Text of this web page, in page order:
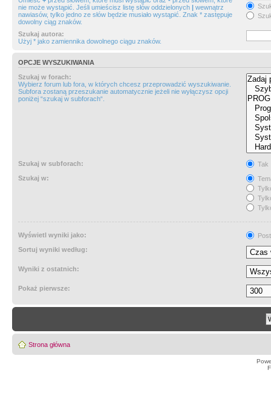
nie może wystąpić. Jeśli umieścisz listę słów oddzielonych | wewnątrz
nawiasów, tylko jedno ze słów będzie musiało wystąpić. Znak * zastępuje
dowolny ciąg znaków.
Szukaj autora:
Użyj * jako zamiennika dowolnego ciągu znaków.
OPCJE WYSZUKIWANIA
Szukaj w forach:
Wybierz forum lub fora, w których chcesz przeprowadzić wyszukiwanie.
Subfora zostaną przeszukanie automatycznie jeżeli nie wyłączysz opcji
poniżej “szukaj w subforach“.
Szukaj w subforach:
Tak
Szukaj w:
Wyświetl wyniki jako:
Sortuj wyniki według:
Wyniki z ostatnich:
Pokaż pierwsze:
Strona główna